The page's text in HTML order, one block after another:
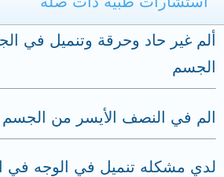
ألم غير حاد وحرقة وتنميل في
الجسم
الم في النصف الأيسر من الجسم
لدي مشكله تنميل في الوجه في